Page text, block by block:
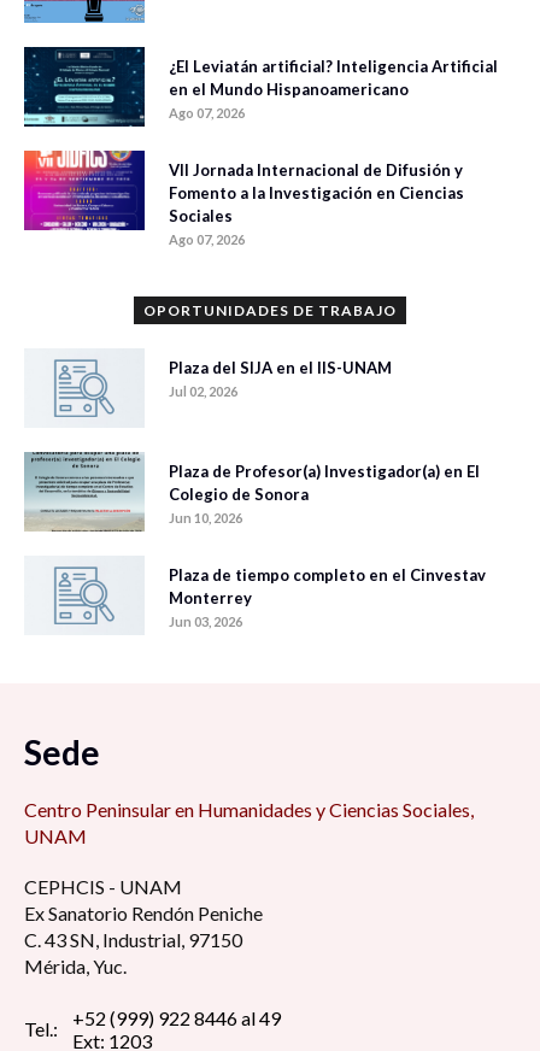
¿El Leviatán artificial? Inteligencia Artificial
en el Mundo Hispanoamericano
Ago 07, 2026
VII Jornada Internacional de Difusión y
Fomento a la Investigación en Ciencias
Sociales
Ago 07, 2026
OPORTUNIDADES DE TRABAJO
Plaza del SIJA en el IIS-UNAM
Jul 02, 2026
Plaza de Profesor(a) Investigador(a) en El
Colegio de Sonora
Jun 10, 2026
Plaza de tiempo completo en el Cinvestav
Monterrey
Jun 03, 2026
Sede
Centro Peninsular en Humanidades y Ciencias Sociales,
UNAM
CEPHCIS - UNAM
Ex Sanatorio Rendón Peniche
C. 43 SN, Industrial, 97150
Mérida, Yuc.
Tel.:
+52 (999) 922 8446 al 49
Ext: 1203